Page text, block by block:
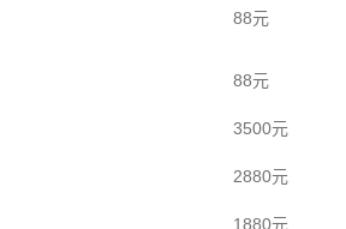
88元
88元
3500元
2880元
1880元